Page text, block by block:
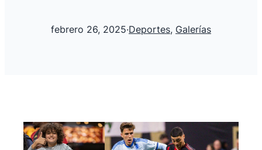
febrero 26, 2025·Deportes, Galerías